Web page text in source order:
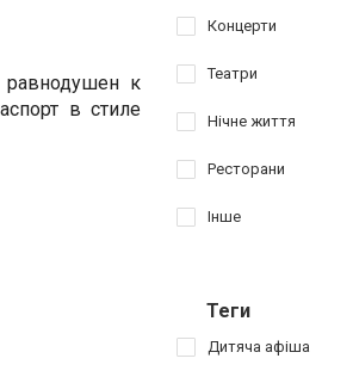
к
в стиле
Концерти
Театри
Нічне життя
Ресторани
Інше
Теги
Дитяча афіша